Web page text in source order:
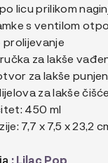
licu prilikom
s ventilom
prolijevanje
za lakše
za lakše
za lakše
450 ml
7,7 x 7,5 x 23,2
: Lilac Pop